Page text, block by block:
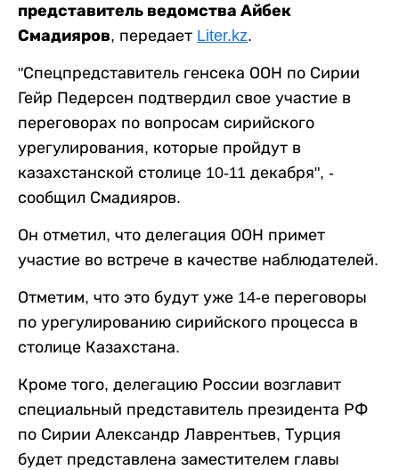
представитель ведомства Айбек
Смадияров, передает Liter.kz.
"Спецпредставитель генсека ООН по Сирии
Гейр Педерсен подтвердил свое участие в
переговорах по вопросам сирийского
урегулирования, которые пройдут в
казахстанской столице 10-11 декабря", -
сообщил Смадияров.
Он отметил, что делегация ООН примет
участие во встрече в качестве наблюдателей.
Отметим, что это будут уже 14-е переговоры
по урегулированию сирийского процесса в
столице Казахстана.
Кроме того, делегацию России возглавит
специальный представитель президента РФ
по Сирии Александр Лаврентьев, Турция
будет представлена заместителем главы